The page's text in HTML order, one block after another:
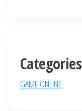
Categories
GAME ONLINE